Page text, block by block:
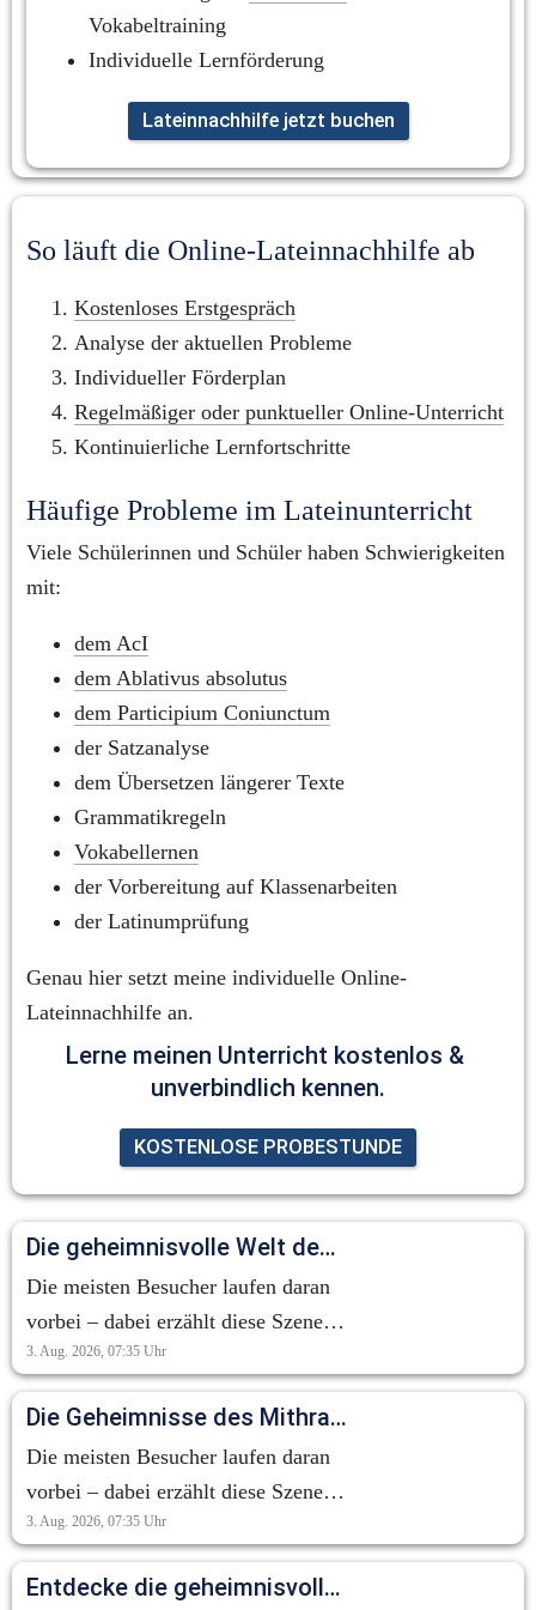
Vokabeltraining
Individuelle Lernförderung
Lateinnachhilfe jetzt buchen
So läuft die Online-Lateinnachhilfe ab
Kostenloses Erstgespräch
Analyse der aktuellen Probleme
Individueller Förderplan
Regelmäßiger oder punktueller Online-Unterricht
Kontinuierliche Lernfortschritte
Häufige Probleme im Lateinunterricht
Viele Schülerinnen und Schüler haben Schwierigkeiten
mit:
dem AcI
dem Ablativus absolutus
dem Participium Coniunctum
der Satzanalyse
dem Übersetzen längerer Texte
Grammatikregeln
Vokabellernen
der Vorbereitung auf Klassenarbeiten
der Latinumprüfung
Genau hier setzt meine individuelle Online-
Lateinnachhilfe an.
Lerne meinen Unterricht kostenlos &
unverbindlich kennen.
KOSTENLOSE PROBESTUNDE
Die geheimnisvolle Welt des Mithraskults: Ein Blick auf die Tauroktonie
Die meisten Besucher laufen daran
vorbei – dabei erzählt diese Szene
eine der geheimnisvollsten
Geschichten der Antike. Die
sogenannte Tauroktonie zeigt den
Gott Mithras bei der Opferung eines
Stiers. Doch es geht hier nicht um
Gewalt. Für die Anhänger des
Mithraskults symbolisierte diese
Szene neues Leben, Fruchtbarkeit
3. Aug. 2026, 07:35 Uhr
Die Geheimnisse des Mithraskults: Eine antike Erzählung im Verborgenen
Die meisten Besucher laufen daran
vorbei – dabei erzählt diese Szene
eine der geheimnisvollsten
Geschichten der Antike. Die
sogenannte Tauroktonie zeigt den
3. Aug. 2026, 07:35 Uhr
Entdecke die geheimnisvolle Welt des Mithraskults!